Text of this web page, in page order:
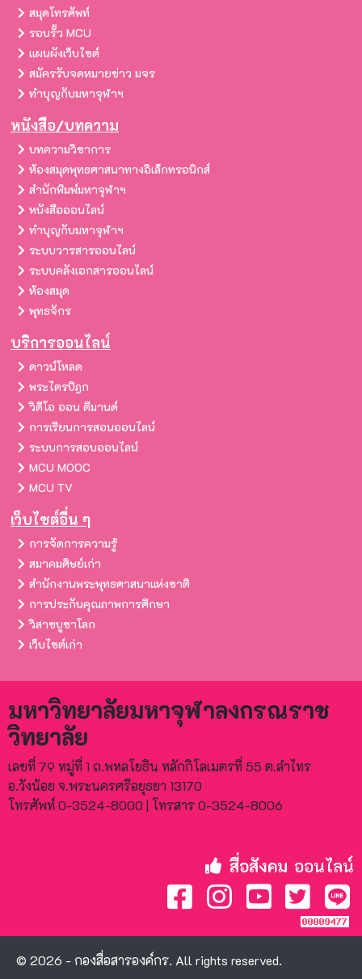
สมุดโทรศัพท์
รอบรั้ว MCU
แผนผังเว็บไซต์
สมัครรับจดหมายข่าว มจร
ทำบุญกับมหาจุฬาฯ
หนังสือ/บทความ
บทความวิชาการ
ห้องสมุดพุทธศาสนาทางอิเล็กทรอนิกส์
สำนักพิมพ์มหาจุฬาฯ
หนังสือออนไลน์
ทำบุญกับมหาจุฬาฯ
ระบบวารสารออนไลน์
ระบบคลังเอกสารออนไลน์
ห้องสมุด
พุทธจักร
บริการออนไลน์
ดาวน์โหลด
พระไตรปิฎก
วิดีโอ ออน ดีมานด์
การเรียนการสอนออนไลน์
ระบบการสอบออนไลน์
MCU MOOC
MCU TV
เว็บไซต์อื่น ๆ
การจัดการความรู้
สมาคมศิษย์เก่า
สำนักงานพระพุทธศาสนาแห่งชาติ
การประกันคุณภาพการศึกษา
วิสาขบูชาโลก
เว็บไซต์เก่า
มหาวิทยาลัยมหาจุฬาลงกรณราช
วิทยาลัย
เลขที่ 79 หมู่ที่ 1 ถ.พหลโยธิน หลักกิโลเมตรที่ 55 ต.ลำไทร
อ.วังน้อย จ.พระนครศรีอยุธยา 13170
โทรศัพท์ 0-3524-8000 | โทรสาร 0-3524-8006
สื่อสังคม ออนไลน์
© 2026 - กองสื่อสารองค์กร. All rights reserved.